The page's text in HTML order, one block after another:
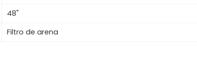
48"
Filtro de arena